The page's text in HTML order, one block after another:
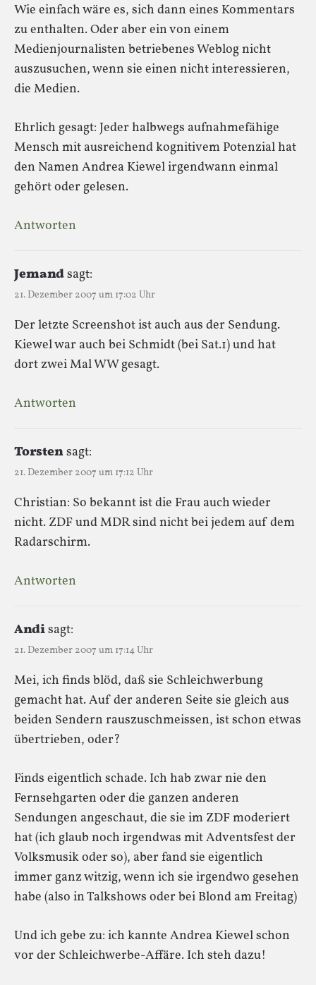
Wie einfach wäre es, sich dann eines Kommentars
zu enthalten. Oder aber ein von einem
Medienjournalisten betriebenes Weblog nicht
auszusuchen, wenn sie einen nicht interessieren,
die Medien.
Ehrlich gesagt: Jeder halbwegs aufnahmefähige
Mensch mit ausreichend kognitivem Potenzial hat
den Namen Andrea Kiewel irgendwann einmal
gehört oder gelesen.
Antworten
Jemandsagt:
21. Dezember 2007 um 17:02 Uhr
Der letzte Screenshot ist auch aus der Sendung.
Kiewel war auch bei Schmidt (bei Sat.1) und hat
dort zwei Mal WW gesagt.
Antworten
Torstensagt:
21. Dezember 2007 um 17:12 Uhr
Christian: So bekannt ist die Frau auch wieder
nicht. ZDF und MDR sind nicht bei jedem auf dem
Radarschirm.
Antworten
Andisagt:
21. Dezember 2007 um 17:14 Uhr
Mei, ich finds blöd, daß sie Schleichwerbung
gemacht hat. Auf der anderen Seite sie gleich aus
beiden Sendern rauszuschmeissen, ist schon etwas
übertrieben, oder?
Finds eigentlich schade. Ich hab zwar nie den
Fernsehgarten oder die ganzen anderen
Sendungen angeschaut, die sie im ZDF moderiert
hat (ich glaub noch irgendwas mit Adventsfest der
Volksmusik oder so), aber fand sie eigentlich
immer ganz witzig, wenn ich sie irgendwo gesehen
habe (also in Talkshows oder bei Blond am Freitag)
Und ich gebe zu: ich kannte Andrea Kiewel schon
vor der Schleichwerbe-Affäre. Ich steh dazu!